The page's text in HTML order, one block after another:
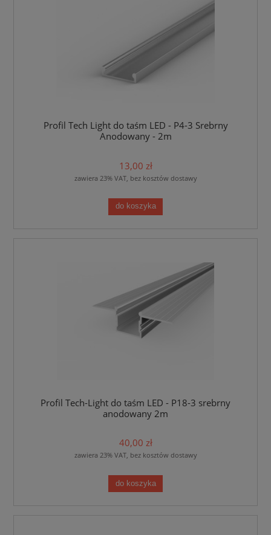
Profil Tech Light do taśm LED - P4-3 Srebrny
Anodowany - 2m
13,00 zł
zawiera 23% VAT, bez kosztów dostawy
do koszyka
Profil Tech-Light do taśm LED - P18-3 srebrny
anodowany 2m
40,00 zł
zawiera 23% VAT, bez kosztów dostawy
do koszyka